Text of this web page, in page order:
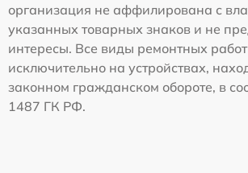
организация не аффилирована с
указанных товарных знаков и не
интересы. Все виды ремонтных
исключительно на устройствах,
законном гражданском обороте, в
1487 ГК РФ.